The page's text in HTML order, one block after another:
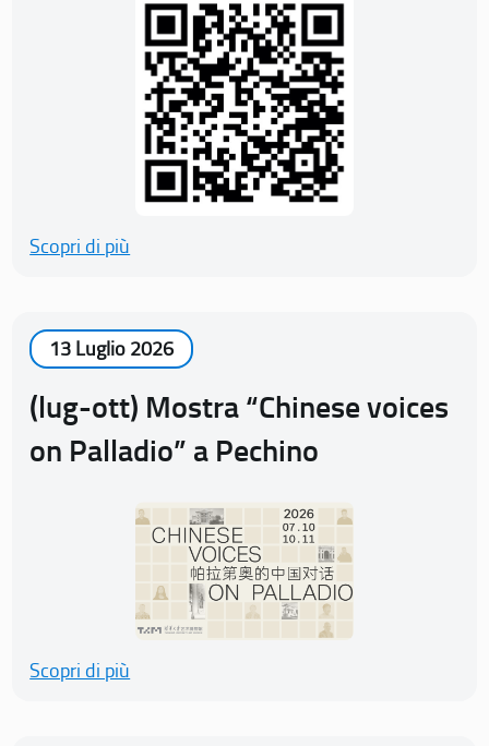
Scopri di più
13 Luglio 2026
(lug-ott) Mostra “Chinese voices
on Palladio” a Pechino
Scopri di più